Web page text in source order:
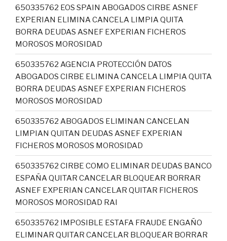
650335762 EOS SPAIN ABOGADOS CIRBE ASNEF
EXPERIAN ELIMINA CANCELA LIMPIA QUITA
BORRA DEUDAS ASNEF EXPERIAN FICHEROS
MOROSOS MOROSIDAD
650335762 AGENCIA PROTECCIÓN DATOS
ABOGADOS CIRBE ELIMINA CANCELA LIMPIA QUITA
BORRA DEUDAS ASNEF EXPERIAN FICHEROS
MOROSOS MOROSIDAD
650335762 ABOGADOS ELIMINAN CANCELAN
LIMPIAN QUITAN DEUDAS ASNEF EXPERIAN
FICHEROS MOROSOS MOROSIDAD
650335762 CIRBE COMO ELIMINAR DEUDAS BANCO
ESPAÑA QUITAR CANCELAR BLOQUEAR BORRAR
ASNEF EXPERIAN CANCELAR QUITAR FICHEROS
MOROSOS MOROSIDAD RAI
650335762 IMPOSIBLE ESTAFA FRAUDE ENGAÑO
ELIMINAR QUITAR CANCELAR BLOQUEAR BORRAR